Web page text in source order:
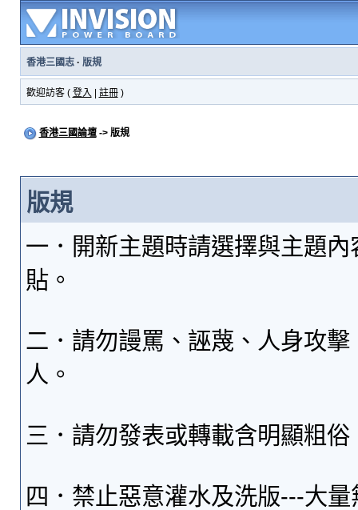
香港三國志· 版規
歡迎訪客 ( 登入 註冊)
香港三國論壇-> 版規
版規
一．開新主題時請選擇與主題
貼。
二．請勿謾罵、誣蔑、人身攻
人。
三．請勿發表或轉載含明顯粗
四．禁止惡意灌水及洗版---大